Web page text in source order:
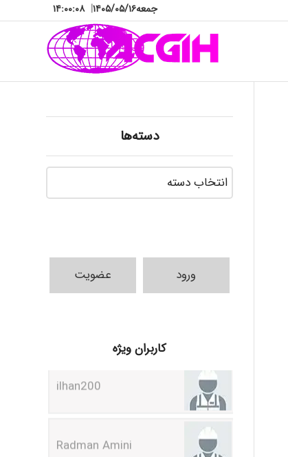
جمعه۱۴۰۵/۰۵/۱۶| ۱۴:۰۰:۰۹
دسته‌ها
دسته‌ها
ورود عضویت
کاربران ویژه
Radman Amini
Mohammad